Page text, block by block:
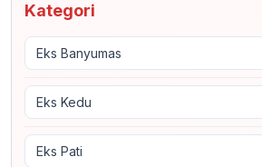
Kategori
Eks Banyumas
Eks Kedu
Eks Pati